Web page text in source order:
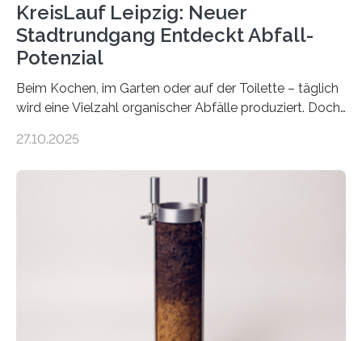
KreisLauf Leipzig: Neuer
Stadtrundgang Entdeckt Abfall-
Potenzial
Beim Kochen, im Garten oder auf der Toilette – täglich
wird eine Vielzahl organischer Abfälle produziert. Doch
Potenzial nur dann entfalten können, wenn sie in
Veränderung der Wirtschaft wichtig ist, zeigt der vom
Deutschen Biomasseforschungszentrum und der
Stadtreinigung Leipzig konzipierte und am 24. Oktober
2025 offiziell eingeweihte Stadtrundgang „KreisLauf“. Er
ist ab sofort im Leipziger Stadtgebiet…
27.10.2025